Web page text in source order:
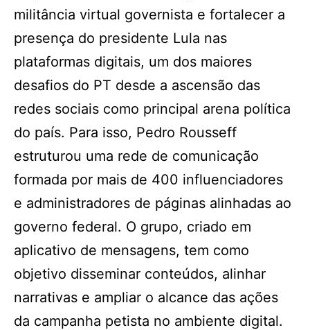
militância virtual governista e fortalecer a
presença do presidente Lula nas
plataformas digitais, um dos maiores
desafios do PT desde a ascensão das
redes sociais como principal arena política
do país. Para isso, Pedro Rousseff
estruturou uma rede de comunicação
formada por mais de 400 influenciadores
e administradores de páginas alinhadas ao
governo federal. O grupo, criado em
aplicativo de mensagens, tem como
objetivo disseminar conteúdos, alinhar
narrativas e ampliar o alcance das ações
da campanha petista no ambiente digital.